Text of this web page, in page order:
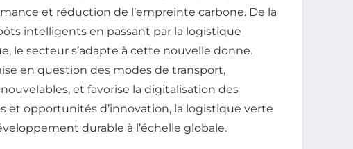
et réduction de l’empreinte carbone. De la
intelligents en passant par la logistique
le secteur s’adapte à cette nouvelle donne.
en question des modes de transport,
et favorise la digitalisation des
et opportunités d’innovation, la logistique verte
durable à l’échelle globale.